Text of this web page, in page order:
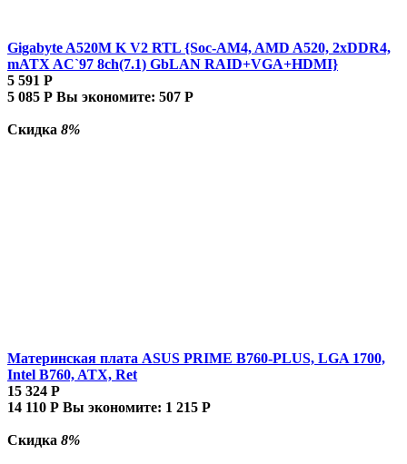
Gigabyte A520M K V2 RTL {Soc-AM4, AMD A520, 2xDDR4,
mATX AC`97 8ch(7.1) GbLAN RAID+VGA+HDMI}
5 591 Р
5 085 Р Вы экономите: 507 Р
Скидка 8%
Материнская плата ASUS PRIME B760-PLUS, LGA 1700,
Intel B760, ATX, Ret
15 324 Р
14 110 Р Вы экономите: 1 215 Р
Скидка 8%